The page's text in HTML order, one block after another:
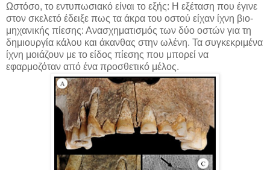
Ωστόσο, το εντυπωσιακό είναι το εξής: Η εξέταση που έγινε
στον σκελετό έδειξε πως τα άκρα του οστού είχαν ίχνη βιο-
μηχανικής πίεσης: Ανασχηματισμός των δύο οστών για τη
δημιουργία κάλου και άκανθας στην ωλένη. Τα συγκεκριμένα
ίχνη μοιάζουν με το είδος πίεσης που μπορεί να
εφαρμοζόταν από ένα προσθετικό μέλος.